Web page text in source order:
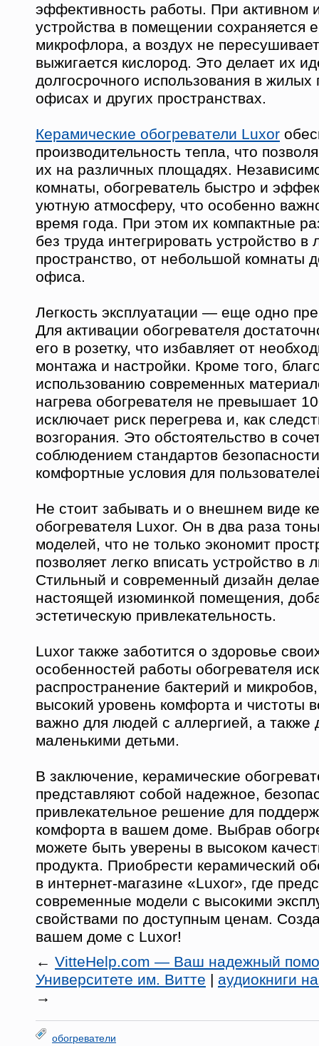
эффективность работы. При активном
устройства в помещении сохраняется
микрофлора, а воздух не
выжигается кислород. Это делает их
долгосрочного использования в
офисах и других пространствах.
Керамические обогреватели Luxor
производительность тепла, что
их на различных площадях.
комнаты, обогреватель быстро и
уютную атмосферу, что особенно
время года. При этом их компактные
без труда интегрировать устройство в
пространство, от небольшой комнаты
офиса.
Легкость эксплуатации — еще одно
Для активации обогревателя
его в розетку, что избавляет от
монтажа и настройки. Кроме того,
использованию современных
нагрева обогревателя не превышает
исключает риск перегрева и, как
возгорания. Это обстоятельство в
соблюдением стандартов
комфортные условия для
Не стоит забывать и о внешнем виде
обогревателя Luxor. Он в два раза
моделей, что не только экономит
позволяет легко вписать устройство в
Стильный и современный дизайн
настоящей изюминкой помещения,
эстетическую привлекательность.
Luxor также заботится о здоровье
особенностей работы обогревателя
распространение бактерий и
высокий уровень комфорта и чистоты
важно для людей с аллергией, а также
маленькими детьми.
В заключение, керамические
представляют собой надежное,
привлекательное решение для
комфорта в вашем доме. Выбрав
можете быть уверены в высоком
продукта. Приобрести керамический
в интернет-магазине «Luxor», где
современные модели с высокими
свойствами по доступным ценам.
вашем доме с Luxor!
← VitteHelp.com — Ваш надежный
Университете им. Витте | аудиокниги
→
обогреватели